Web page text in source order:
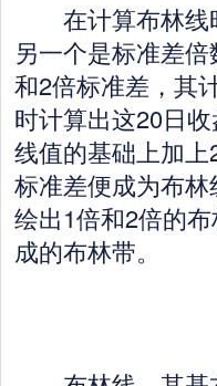
在计算布林线
另一个是标准差
和2倍标准差，其
时计算出这20日
线值的基础上加
标准差便成为布
绘出1倍和2倍的
成的布林带。